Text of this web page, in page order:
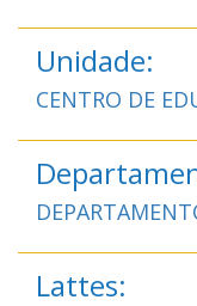
Unidade:
CENTRO DE
Lattes: